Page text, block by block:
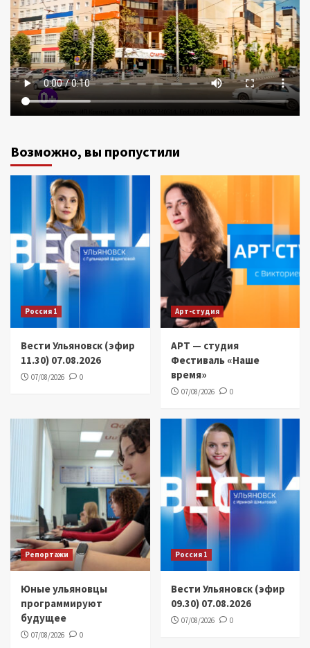
Возможно, вы пропустили
Россия 1
Вести Ульяновск (эфир
11.30) 07.08.2026
07/08/2026 0
Арт-студия
АРТ — студия
Фестиваль «Наше
время»
07/08/2026 0
Репортажи
Юные ульяновцы
программируют
будущее
07/08/2026 0
Россия 1
Вести Ульяновск (эфир
09.30) 07.08.2026
07/08/2026 0